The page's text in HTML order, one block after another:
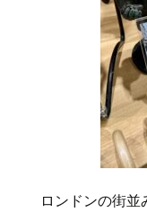
ロンドンの街